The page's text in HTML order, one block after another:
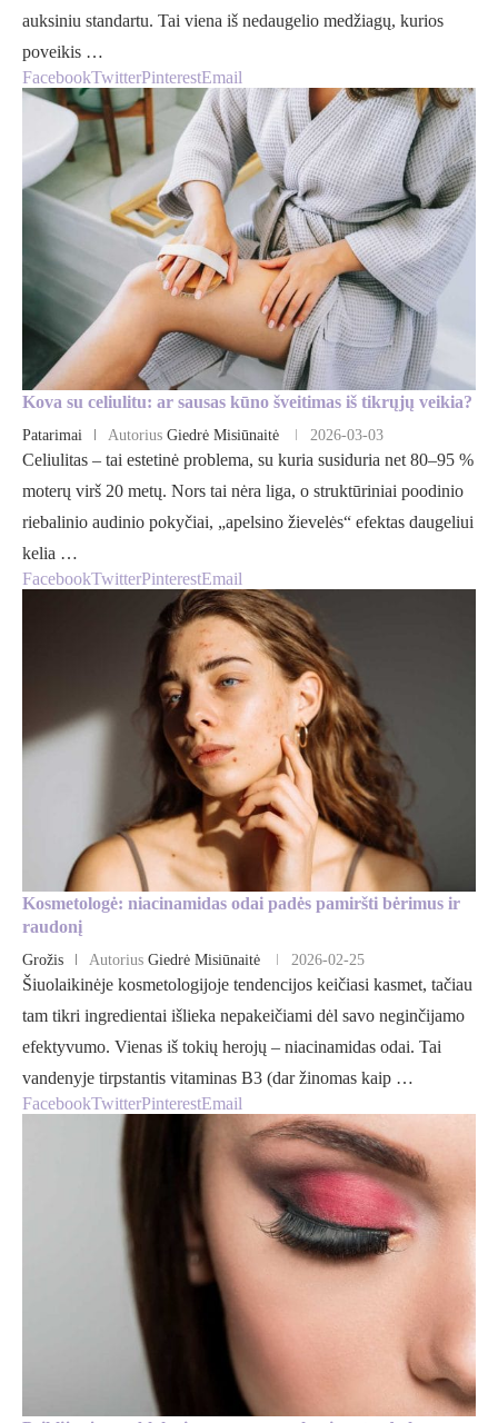
auksiniu standartu. Tai viena iš nedaugelio medžiagų, kurios
poveikis …
FacebookTwitterPinterestEmail
Kova su celiulitu: ar sausas kūno šveitimas iš tikrųjų veikia?
Patarimai Autorius Giedrė Misiūnaitė 2026-03-03
Celiulitas – tai estetinė problema, su kuria susiduria net 80–95 %
moterų virš 20 metų. Nors tai nėra liga, o struktūriniai poodinio
riebalinio audinio pokyčiai, „apelsino žievelės“ efektas daugeliui
kelia …
FacebookTwitterPinterestEmail
Kosmetologė: niacinamidas odai padės pamiršti bėrimus ir
raudonį
Grožis Autorius Giedrė Misiūnaitė 2026-02-25
Šiuolaikinėje kosmetologijoje tendencijos keičiasi kasmet, tačiau
tam tikri ingredientai išlieka nepakeičiami dėl savo neginčijamo
efektyvumo. Vienas iš tokių herojų – niacinamidas odai. Tai
vandenyje tirpstantis vitaminas B3 (dar žinomas kaip …
FacebookTwitterPinterestEmail